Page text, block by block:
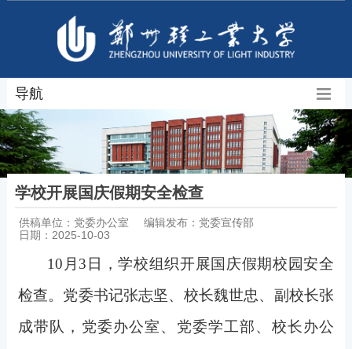
导航
学校开展国庆假期安全检查
供稿单位：党委办公室
编辑发布：党委宣传部
日期：2025-10-03
10 月3日，学校组织开展国庆假期校园安全
检查。党委书记张志坚、校长魏世忠、副校长张
成带队，党委办公室、党委学工部、校长办公